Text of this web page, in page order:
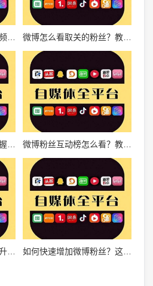
如何快速提升新浪微博视频播放量？这些技巧让你火速上热门！ 微博怎么看取关的粉丝？教你快速了解粉丝流失情况
微博怎么增加粉丝量？掌握这些技巧，快速涨粉！ 微博粉丝互动榜怎么看？教你轻松提升微博互动率！
微博好友圈阅读量——提升社交影响力的秘密武器 如何快速增加微博粉丝？这些技巧你一定要知道！